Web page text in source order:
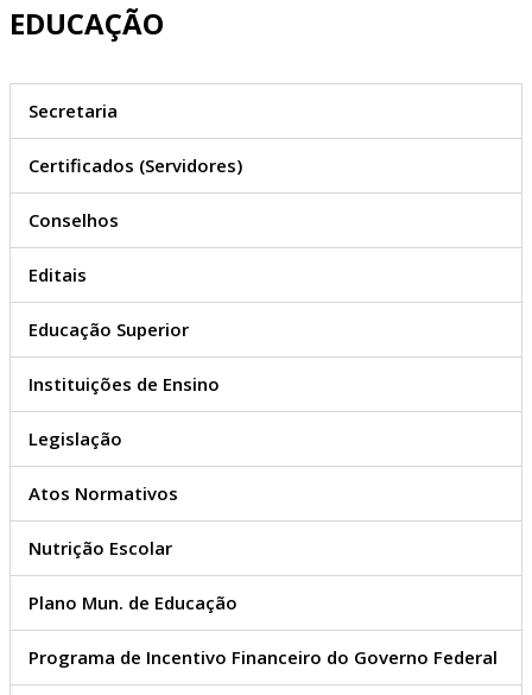
EDUCAÇÃO
Secretaria
Certificados (Servidores)
Conselhos
Editais
Educação Superior
Instituições de Ensino
Legislação
Atos Normativos
Nutrição Escolar
Plano Mun. de Educação
Programa de Incentivo Financeiro do Governo Federal